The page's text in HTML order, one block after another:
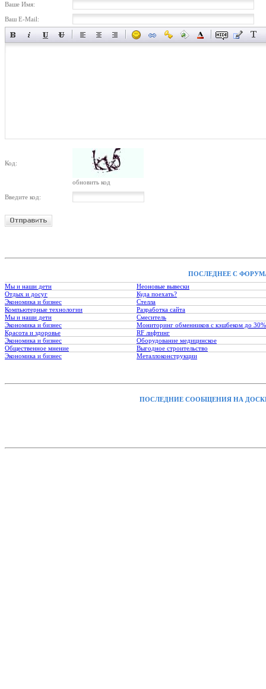
Ваше Имя:
Ваш E-Mail:
Код:
обновить код
Введите код:
ПОСЛЕДНЕЕ С
Мы и наши дети
Неоновые вывески
Отдых и досуг
Куда поехать?
Экономика и бизнес
Стелла
Компьютерные технологии
Разработка сайта
Мы и наши дети
Смеситель
Экономика и бизнес
Мониторинг обменников с кэшбеком до 30%
Красота и здоровье
RF лифтинг
Экономика и бизнес
Оборудование медицинское
Общественное мнение
Выгодное строительство
Экономика и бизнес
Металлоконструкции
ПОСЛЕДНИЕ СООБЩЕНИЯ НА